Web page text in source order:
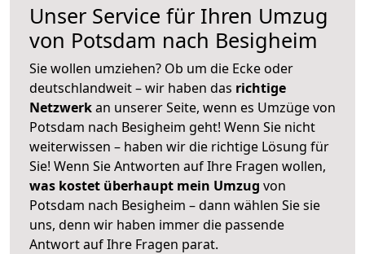
Unser Service für Ihren Umzug
von Potsdam nach Besigheim
Sie wollen umziehen? Ob um die Ecke oder
deutschlandweit – wir haben das richtige
Netzwerkan unserer Seite, wenn es Umzüge von
Potsdam nach Besigheim geht! Wenn Sie nicht
weiterwissen – haben wir die richtige Lösung für
Sie! Wenn Sie Antworten auf Ihre Fragen wollen,
was kostet überhaupt mein Umzug von
Potsdam nach Besigheim – dann wählen Sie sie
uns, denn wir haben immer die passende
Antwort auf Ihre Fragen parat.